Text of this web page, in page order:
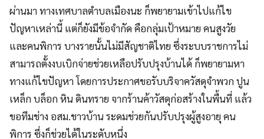
ผ่านมา ทางเทศบาลตำบลเมืองนะ ก็พยายามเข้าไปแก้ไข
ปัญหาเหล่านี้ แต่ก็ยังมีข้อจำกัด คือกลุ่มเป้าหมาย คนสูงวัย
และคนพิการ บางรายนั้นไม่มีสัญชาติไทย ซึ่งระบบราชการไม่
สามารถตั้งงบเบิกจ่ายช่วยเหลือปรับปรุงบ้านได้ ก็พยายามหา
ทางแก้ไขปัญหา โดยการประกาศขอรับบริจาควัสดุจำพวก ปูน
เหล็ก บล็อก หิน ดินทราย จากร้านค้าวัสดุก่อสร้างในพื้นที่ แล้ว
ขอทีมช่าง อสม.ชาวบ้าน ระดมช่วยกันปรับปรุงผู้สูงอายุ คน
พิการ ซึ่งก็ช่วยได้ในระดับหนึ่ง